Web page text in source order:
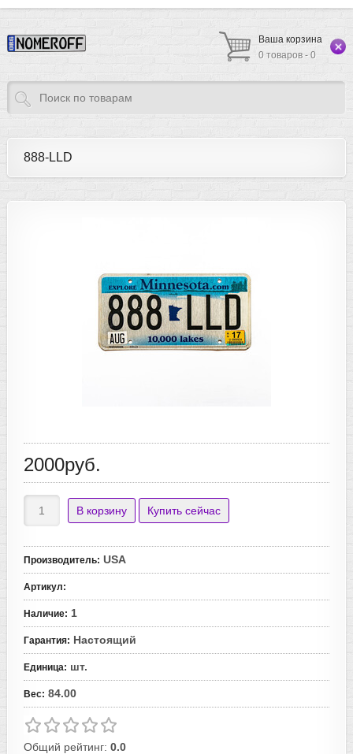
Ваша корзина
0 товаров - 0
888-LLD
2000руб.
Производитель: USA
Артикул:
Наличие: 1
Гарантия: Настоящий
Единица: шт.
Вес: 84.00
Общий рейтинг: 0.0